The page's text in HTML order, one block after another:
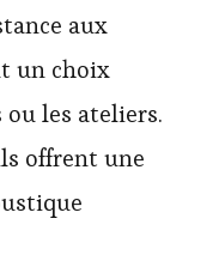
aux
un choix
les ateliers.
offrent une